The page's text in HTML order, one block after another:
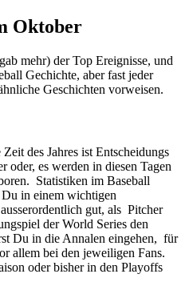
Oktober
mehr) der Top Ereignisse, und
Gechichte, aber fast jeder
Geschichten vorweisen.
des Jahres ist Entscheidungs
oder, es werden in diesen Tagen
Statistiken im Baseball
in einem wichtigen
gut, als Pitcher
der World Series den
Du in die Annalen eingehen, für
allem bei den jeweiligen Fans.
oder bisher in den Playoffs